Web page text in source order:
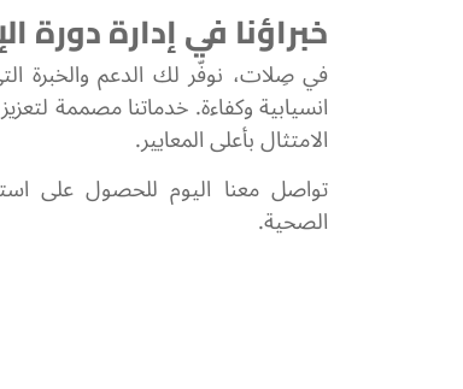
خبراؤنا في إدارة دورة
في صِلات، نوفّر لك الدعم والخبرة
انسيابية وكفاءة. خدماتنا مصممة
الامتثال بأعلى المعايير.
تواصل معنا اليوم للحصول على
الصحية.